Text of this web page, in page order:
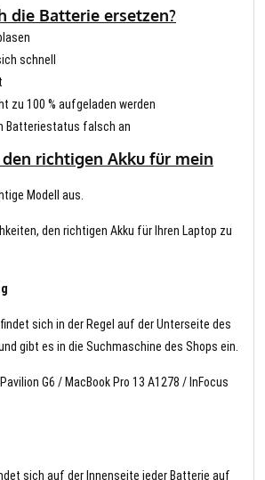
die Batterie ersetzen?
schnell
zu 100 % aufgeladen werden
Batteriestatus falsch an
richtigen Akku für mein
Modell aus.
den richtigen Akku für Ihren Laptop zu
sich in der Regel auf der Unterseite des
gibt es in die Suchmaschine des Shops ein.
G6 / MacBook Pro 13 A1278 / InFocus
sich auf der Innenseite jeder Batterie auf